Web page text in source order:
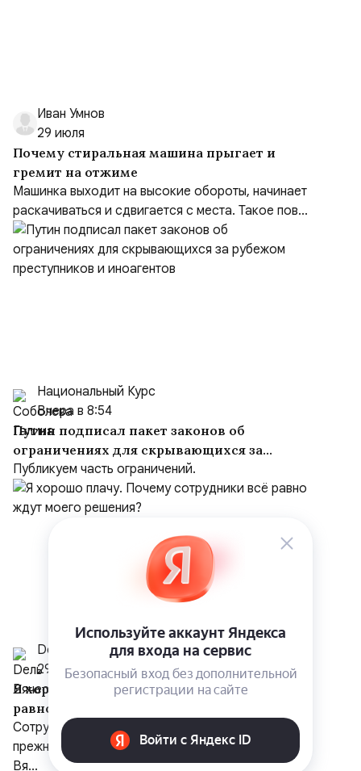
Иван Умнов
29 июля
Почему стиральная машина прыгает и
гремит на отжиме
Машинка выходит на высокие обороты, начинает
раскачиваться и сдвигается с места. Такое пов...
Национальный Курс
Вчера в 8:54
Путин подписал пакет законов об
ограничениях для скрывающихся за
рубежом преступников и иноагентов
Публикуем часть ограничений.
Dель Вячеслав
29 июля
Я хорошо плачу. Почему сотрудники всё
равно ждут моего решения?
Сотрудники получают хорошую зарплату, но по-
прежнему несут каждое решение собственнику.
Вя...